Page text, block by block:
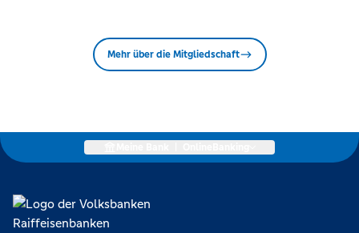
Mehr über die Mitgliedschaft